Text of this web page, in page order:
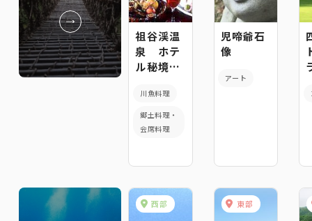
祖谷渓温
泉 ホテ
ル秘境の
川魚料理
郷土料理・
会席料理
児啼爺石
像
アート
西部 東部